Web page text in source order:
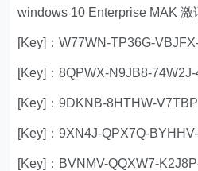
windows 10 Enterprise MAK 激
[Key]：W77WN-TP36G-
[Key]：8QPWX-N9JB8-
[Key]：9DKNB-8HTHW-
[Key]：9XN4J-QPX7Q-
[Key]：BVNMV-QQXW7-